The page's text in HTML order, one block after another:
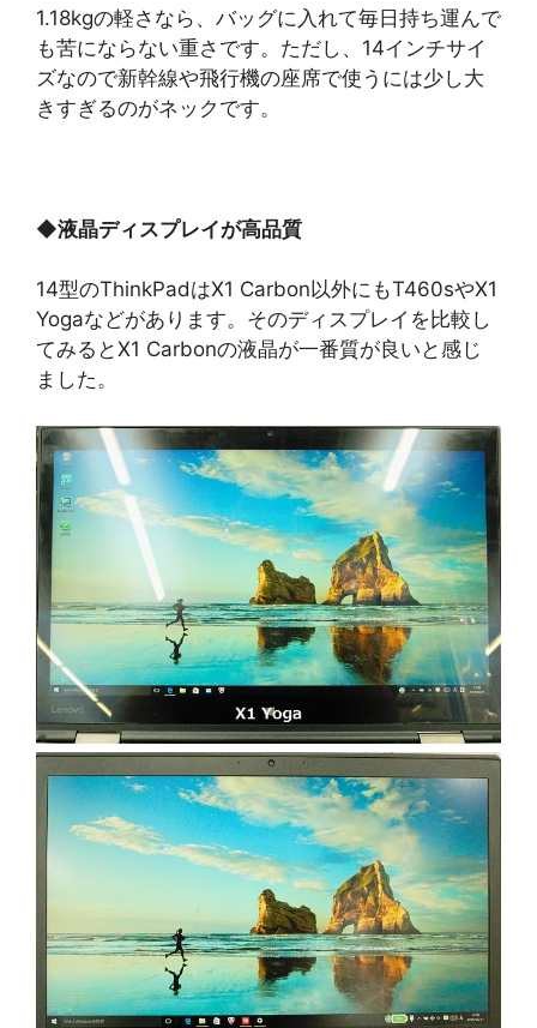
1.18kgの軽さなら、バッグに入れて毎日持ち運んで
も苦にならない重さです。ただし、14インチサイ
ズなので新幹線や飛行機の座席で使うには少し大
きすぎるのがネックです。
◆液晶ディスプレイが高品質
14型のThinkPadはX1 Carbon以外にもT460sやX1
Yogaなどがあります。そのディスプレイを比較し
てみるとX1 Carbonの液晶が一番質が良いと感じ
ました。